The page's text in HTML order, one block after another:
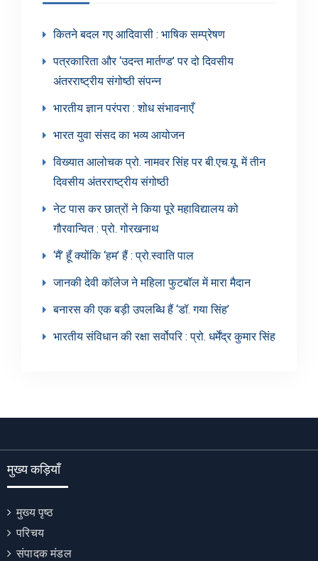
कितने बदल गए आदिवासी : भाषिक सम्प्रेषण
पत्रकारिता और ‘उदन्त मार्तण्ड’ पर दो दिवसीय
अंतरराष्ट्रीय संगोष्ठी संपन्न
भारतीय ज्ञान परंपरा : शोध संभावनाएँ
भारत युवा संसद का भव्य आयोजन
विख्यात आलोचक प्रो. नामवर सिंह पर बी.एच.यू. में तीन
दिवसीय अंतरराष्ट्रीय संगोष्ठी
नेट पास कर छात्रों ने किया पूरे महाविद्यालय को
गौरवान्वित : प्रो. गोरखनाथ
‘मैं’ हूँ क्योंकि ‘हम’ हैं : प्रो.स्वाति पाल
जानकी देवी कॉलेज ने महिला फुटबॉल में मारा मैदान
बनारस की एक बड़ी उपलब्धि हैं ‘डॉ. गया सिंह’
भारतीय संविधान की रक्षा सर्वोपरि : प्रो. धर्मेंद्र कुमार सिंह
मुख्य कड़ियाँ
मुख्य पृष्ठ
परिचय
संपादक मंडल